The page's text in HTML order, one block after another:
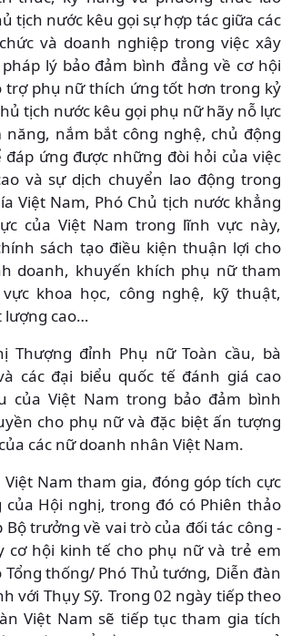
tịch nước kêu gọi sự hợp tác giữa các
và doanh nghiệp trong việc xây
lý bảo đảm bình đẳng về cơ hội
trợ phụ nữ thích ứng tốt hơn trong kỷ
tịch nước kêu gọi phụ nữ hãy nỗ lực
nắm bắt công nghệ, chủ động
đáp ứng được những đòi hỏi của việc
và sự dịch chuyển lao động trong
Việt Nam, Phó Chủ tịch nước khẳng
của Việt Nam trong lĩnh vực này,
sách tạo điều kiện thuận lợi cho
doanh, khuyến khích phụ nữ tham
khoa học, công nghệ, kỹ thuật,
lượng cao…
Thượng đỉnh Phụ nữ Toàn cầu, bà
các đại biểu quốc tế đánh giá cao
của Việt Nam trong bảo đảm bình
cho phụ nữ và đặc biệt ấn tượng
các nữ doanh nhân Việt Nam.
Nam tham gia, đóng góp tích cực
của Hội nghị, trong đó có Phiên thảo
trưởng về vai trò của đối tác công -
cơ hội kinh tế cho phụ nữ và trẻ em
Tổng thống/ Phó Thủ tướng, Diễn đàn
với Thụy Sỹ. Trong 02 ngày tiếp theo
Việt Nam sẽ tiếp tục tham gia tích